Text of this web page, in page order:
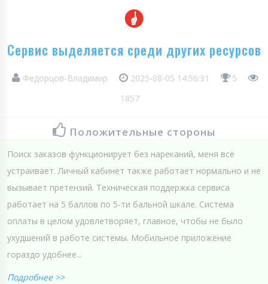
Сервис выделяется среди других ресурсов
Федорцов-Владимир 2025-08-05 14:56:31
5
1857
Положительные стороны
Поиск заказов функционирует без нареканий, меня всё
устраивает. Личный кабинет также работает нормально и не
вызывает претензий. Техническая поддержка сервиса
работает на 5 баллов по 5-ти бальной шкале. Система
оплаты в целом удовлетворяет, главное, чтобы не было
ухудшений в работе системы. Мобильное приложение
гораздо удобнее...
Подробнее >>